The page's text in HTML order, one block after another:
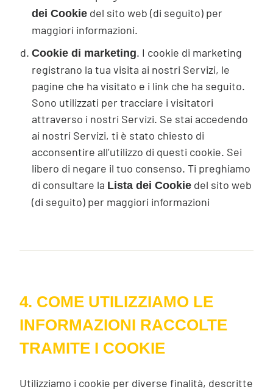
dei Cookie del sito web (di seguito) per
maggiori informazioni.
Cookie di marketing. I cookie di marketing
registrano la tua visita ai nostri Servizi, le
pagine che ha visitato e i link che ha seguito.
Sono utilizzati per tracciare i visitatori
attraverso i nostri Servizi. Se stai accedendo
ai nostri Servizi, ti è stato chiesto di
acconsentire all’utilizzo di questi cookie. Sei
libero di negare il tuo consenso. Ti preghiamo
di consultare la Lista dei Cookie del sito web
(di seguito) per maggiori informazioni
4. COME UTILIZZIAMO LE
INFORMAZIONI RACCOLTE
TRAMITE I COOKIE
Utilizziamo i cookie per diverse finalità, descritte